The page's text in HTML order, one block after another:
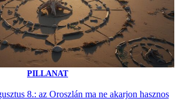
PILLANAT
8.: az Oroszlán ma ne akarjon hasznos